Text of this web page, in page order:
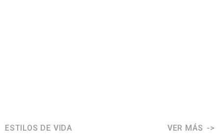
ESTILOS DE VIDA VER MÁS